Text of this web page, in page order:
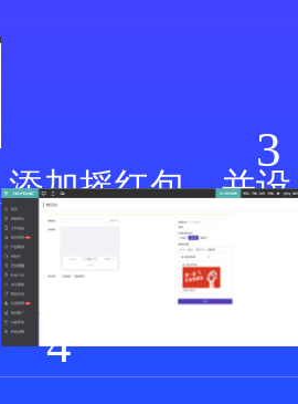
3
添加摇红包，并设
定几率与金额
4